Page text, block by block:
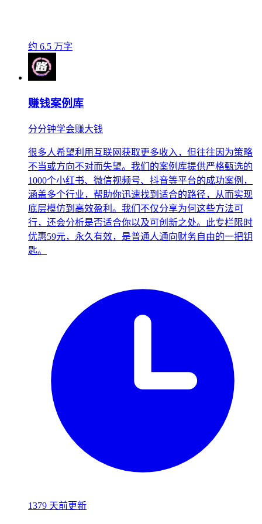
约 6.5 万字
赚钱案例库
分分钟学会赚大钱
很多人希望利用互联网获取更多收入，但往往因为策略
不当或方向不对而失望。我们的案例库提供严格甄选的
1000个小红书、微信视频号、抖音等平台的成功案例，
涵盖多个行业，帮助你迅速找到适合的路径，从而实现
底层模仿到高效盈利。我们不仅分享为何这些方法可
行，还会分析是否适合你以及可创新之处。此专栏限时
优惠59元，永久有效，是普通人通向财务自由的一把钥
匙。
1379 天前更新